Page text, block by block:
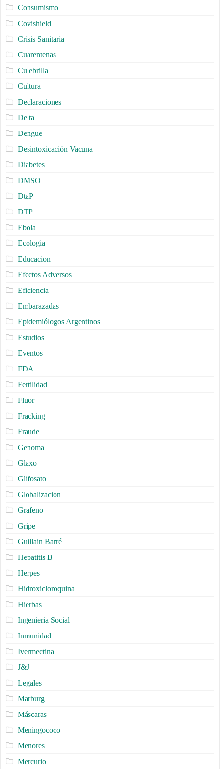
Consumismo
Covishield
Crisis Sanitaria
Cuarentenas
Culebrilla
Cultura
Declaraciones
Delta
Dengue
Desintoxicación Vacuna
Diabetes
DMSO
DtaP
DTP
Ebola
Ecologia
Educacion
Efectos Adversos
Eficiencia
Embarazadas
Epidemiólogos Argentinos
Estudios
Eventos
FDA
Fertilidad
Fluor
Fracking
Fraude
Genoma
Glaxo
Glifosato
Globalizacion
Grafeno
Gripe
Guillain Barré
Hepatitis B
Herpes
Hidroxicloroquina
Hierbas
Ingenieria Social
Inmunidad
Ivermectina
J&J
Legales
Marburg
Máscaras
Meningococo
Menores
Mercurio